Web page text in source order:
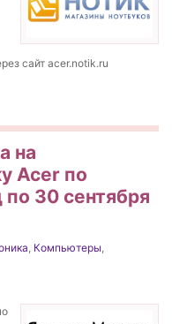
сайт acer.notik.ru
на
Acer по
30 сентября
, Компьютеры,